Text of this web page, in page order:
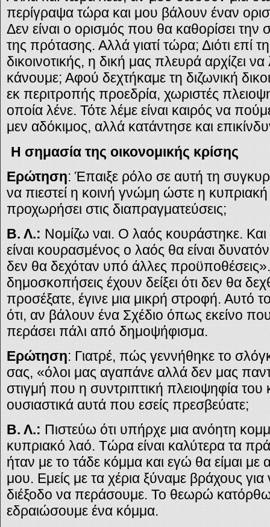
περίγραψα τώρα και μου βάλουν έναν
Δεν είναι ο ορισμός που θα καθορίσει
της πρότασης. Αλλά γιατί τώρα; Διότι επί
δικοινοτικής, η δική μας πλευρά αρχίζει
κάνουμε; Αφού δεχτήκαμε τη διζωνική
εκ περιτροπής προεδρία, χωριστές
οποία λένε. Τότε λέμε είναι καιρός να
μεν αδόκιμος, αλλά κατάντησε και
Η σημασία της οικονομικής κρίσης
Ερώτηση: Έπαιξε ρόλο σε αυτή τη
να πιεστεί η κοινή γνώμη ώστε η
προχωρήσει στις διαπραγματεύσεις;
Β. Λ.: Νομίζω ναι. Ο λαός κουράστηκε.
είναι κουρασμένος ο λαός θα είναι
δεν θα δεχόταν υπό άλλες προϋποθέσεις».
δημοσκοπήσεις έχουν δείξει ότι δεν θα
προσέξατε, έγινε μια μικρή στροφή. Αυτό
ότι, αν βάλουν ένα Σχέδιο όπως εκείνο
περάσει πάλι από δημοψήφισμα.
Ερώτηση: Γιατρέ, πώς γεννήθηκε το
σας, «όλοι μας αγαπάνε αλλά δεν μας
στιγμή που η συντριπτική πλειοψηφία
ουσιαστικά αυτά που εσείς πρεσβεύατε;
Β. Λ.: Πιστεύω ότι υπήρχε μια ανόητη
κυπριακό λαό. Τώρα είναι καλύτερα τα
ήταν με το τάδε κόμμα και εγώ θα είμαι
μου. Εμείς με τα χέρια ξύναμε βράχους
διέξοδο να περάσουμε. Το θεωρώ
εδραιώσουμε ένα κόμμα.